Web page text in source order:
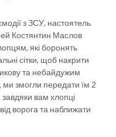
з ЗСУ, настоятель
Костянтин Маслов
які боронять
сітки, щоб накрити
та небайдужим
ми змогли передати їм 2
завдяки вам хлопці
ворога та наближати